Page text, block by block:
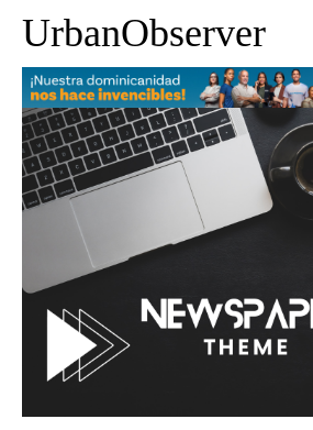
UrbanObserver